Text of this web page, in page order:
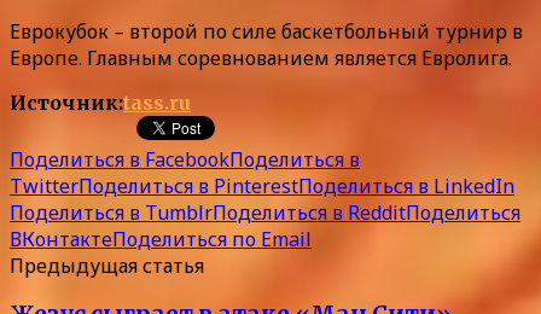
Еврокубок – второй по силе баскетбольный турнир в
Европе. Главным соревнованием является Евролига.
Источник:tass.ru
Поделиться в FacebookПоделиться в
TwitterПоделиться в PinterestПоделиться в LinkedIn
Поделиться в TumblrПоделиться в RedditПоделиться
ВКонтактеПоделиться по Email
Предыдущая статья